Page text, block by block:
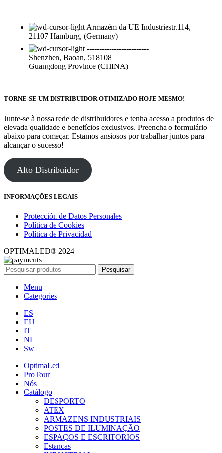
Armazém da UE Industriestr.114,
21107 Hamburg, (Germany)
-------------------------
Shenzhen, Baoan, 518108
Guangdong Province (CHINA)
TORNE-SE UM DISTRIBUIDOR OTIMIZADO HOJE MESMO!
Junte-se à nossa rede de distribuidores e tenha acesso a produtos de
elevada qualidade e benefícios exclusivos. Preencha o formulário
abaixo para começar. Estamos ansiosos por trabalhar juntos para
alcançar o sucesso!
Alto Distribuidor
INFORMAÇÕES LEGAIS
Protección de Datos Personales
Política de Cookies
Política de Privacidad
OPTIMALED® 2024
Pesquisar
Menu
Categories
ES
EU
IT
NL
Sw
OptimaLed
ProTour
Nós
Catálogo
DESPORTO
ATEX
ARMAZENS INDUSTRIAIS
POSTES DE ILUMINAÇÃO
ESPAÇOS E ESCRITORIOS
Estancas